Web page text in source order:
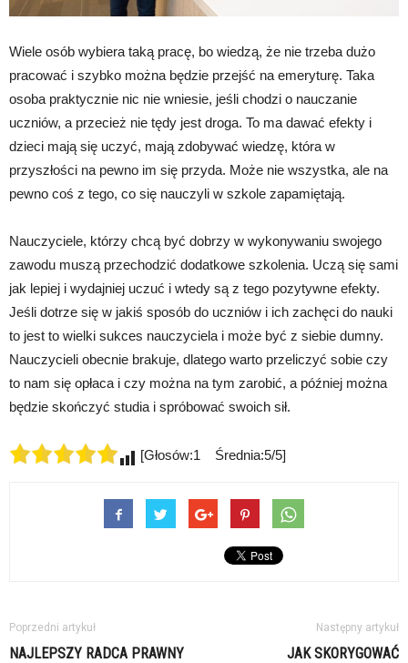
Wiele osób wybiera taką pracę, bo wiedzą, że nie trzeba dużo
pracować i szybko można będzie przejść na emeryturę. Taka
osoba praktycznie nic nie wniesie, jeśli chodzi o nauczanie
uczniów, a przecież nie tędy jest droga. To ma dawać efekty i
dzieci mają się uczyć, mają zdobywać wiedzę, która w
przyszłości na pewno im się przyda. Może nie wszystka, ale na
pewno coś z tego, co się nauczyli w szkole zapamiętają.
Nauczyciele, którzy chcą być dobrzy w wykonywaniu swojego
zawodu muszą przechodzić dodatkowe szkolenia. Uczą się sami
jak lepiej i wydajniej uczuć i wtedy są z tego pozytywne efekty.
Jeśli dotrze się w jakiś sposób do uczniów i ich zachęci do nauki
to jest to wielki sukces nauczyciela i może być z siebie dumny.
Nauczycieli obecnie brakuje, dlatego warto przeliczyć sobie czy
to nam się opłaca i czy można na tym zarobić, a później można
będzie skończyć studia i spróbować swoich sił.
[Głosów:1 Średnia:5/5]
Poprzedni artykuł
NAJLEPSZY RADCA PRAWNY
Następny artykuł
JAK SKORYGOWAĆ